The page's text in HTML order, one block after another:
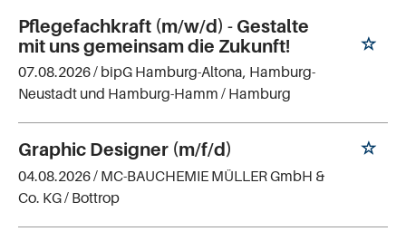
Pflegefachkraft (m/w/d) - Gestalte
mit uns gemeinsam die Zukunft!
07.08.2026 / bipG Hamburg-Altona, Hamburg-
Neustadt und Hamburg-Hamm / Hamburg
Graphic Designer (m/f/d)
04.08.2026 / MC-BAUCHEMIE MÜLLER GmbH &
Co. KG/ Bottrop